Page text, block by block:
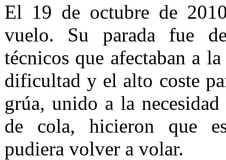
El 19 de octubre de
vuelo. Su parada fue
técnicos que afectaban a
dificultad y el alto coste
grúa, unido a la
de cola, hicieron que
pudiera volver a volar.